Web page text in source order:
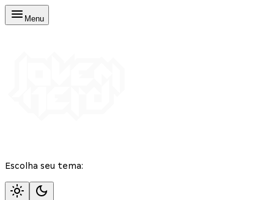
Menu
Escolha seu tema: